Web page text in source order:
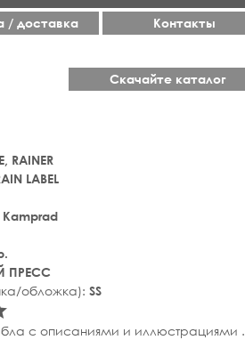
/ доставка Контакты
Скачайте каталог
RAINER
LABEL
Kamprad
ПРЕСС
обложка): SS
с описаниями и иллюстрациями .